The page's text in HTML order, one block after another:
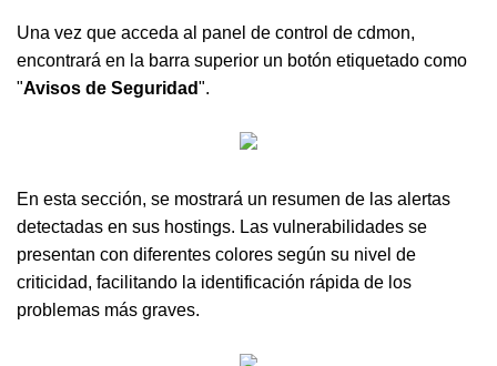
Una vez que acceda al panel de control de cdmon,
encontrará en la barra superior un botón etiquetado como
"Avisos de Seguridad".
En esta sección, se mostrará un resumen de las alertas
detectadas en sus hostings. Las vulnerabilidades se
presentan con diferentes colores según su nivel de
criticidad, facilitando la identificación rápida de los
problemas más graves.